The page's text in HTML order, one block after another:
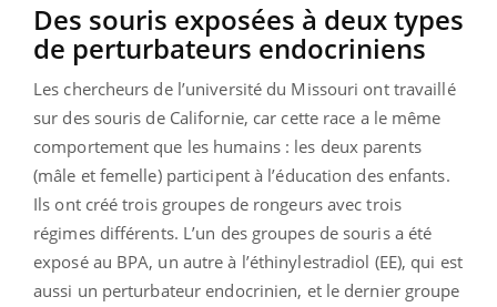
Des souris exposées à deux types
de perturbateurs endocriniens
Les chercheurs de l’université du Missouri ont travaillé
sur des souris de Californie, car cette race a le même
comportement que les humains : les deux parents
(mâle et femelle) participent à l’éducation des enfants.
Ils ont créé trois groupes de rongeurs avec trois
régimes différents. L’un des groupes de souris a été
exposé au BPA, un autre à l’éthinylestradiol (EE), qui est
aussi un perturbateur endocrinien, et le dernier groupe